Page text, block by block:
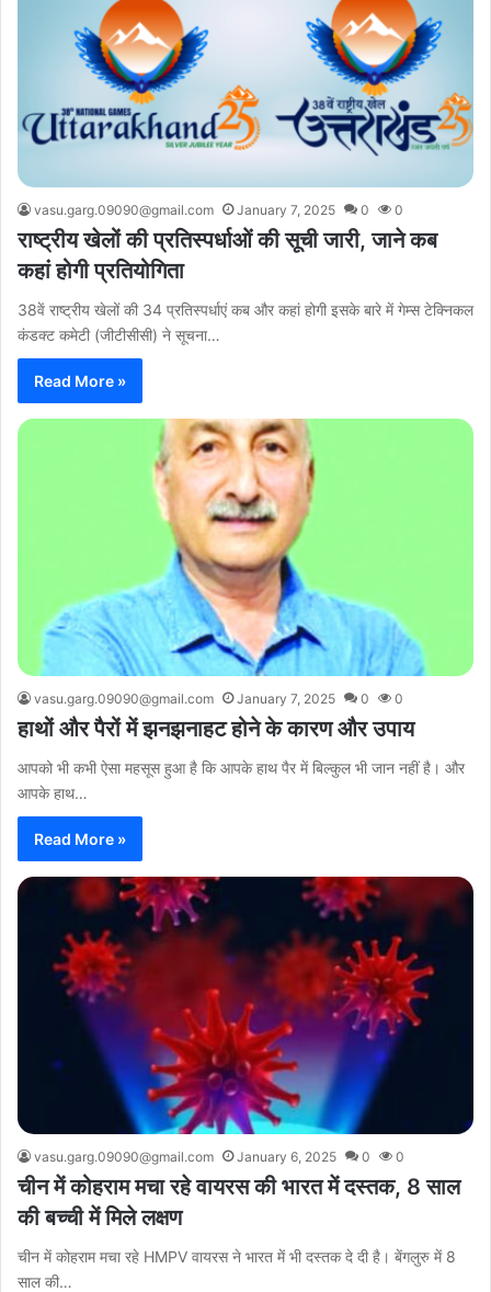
vasu.garg.09090@gmail.com January 7, 2025 0 0
राष्ट्रीय खेलों की प्रतिस्पर्धाओं की सूची जारी, जाने कब
कहां होगी प्रतियोगिता
38वें राष्ट्रीय खेलों की 34 प्रतिस्पर्धाएं कब और कहां होगी इसके बारे में गेम्स टेक्निकल
कंडक्ट कमेटी (जीटीसीसी) ने सूचना…
Read More »
vasu.garg.09090@gmail.com January 7, 2025 0 0
हाथों और पैरों में झनझनाहट होने के कारण और उपाय
आपको भी कभी ऐसा महसूस हुआ है कि आपके हाथ पैर में बिल्कुल भी जान नहीं है। और
आपके हाथ…
Read More »
vasu.garg.09090@gmail.com January 6, 2025 0 0
चीन में कोहराम मचा रहे वायरस की भारत में दस्तक, 8 साल
की बच्ची में मिले लक्षण
चीन में कोहराम मचा रहे HMPV वायरस ने भारत में भी दस्तक दे दी है। बेंगलुरु में 8
साल की…